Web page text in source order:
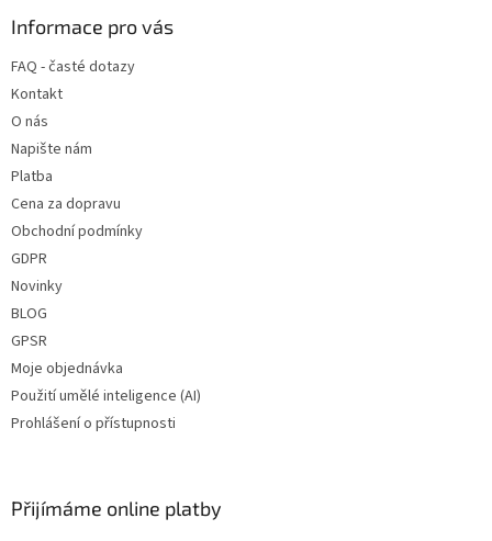
Informace pro vás
FAQ - časté dotazy
Kontakt
O nás
Napište nám
Platba
Cena za dopravu
Obchodní podmínky
GDPR
Novinky
BLOG
GPSR
Moje objednávka
Použití umělé inteligence (AI)
Prohlášení o přístupnosti
Přijímáme online platby